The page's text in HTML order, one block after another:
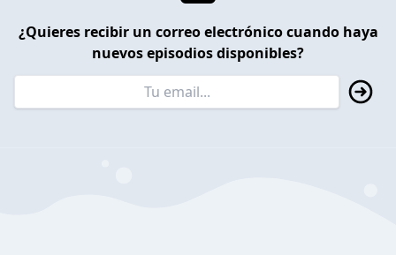
¿Quieres recibir un correo electrónico cuando haya
nuevos episodios disponibles?